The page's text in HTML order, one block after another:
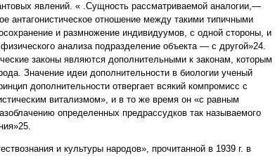
явлений. « .Сущность рассматриваемой аналогии,—
антагонистическое отношение между такими типичными
и размножение индивидуумов, с одной стороны, и
анализа подразделение объекта — с другой»24.
законы являются дополнительными к законам, которым
Значение идеи дополнительности в биологии ученый
дополнительности отвергает всякий компромисс с
витализмом», и в то же время он «с равным
определенных предрассудков так называемого
и культуры народов», прочитанной в 1939 г. в